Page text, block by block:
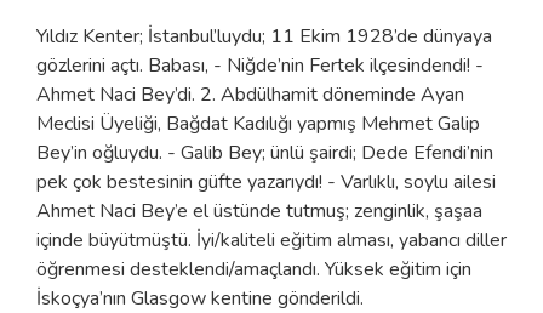
Yıldız Kenter; İstanbul’luydu; 11 Ekim 1928’de dünyaya
gözlerini açtı. Babası, - Niğde’nin Fertek ilçesindendi! -
Ahmet Naci Bey’di. 2. Abdülhamit döneminde Ayan
Meclisi Üyeliği, Bağdat Kadılığı yapmış Mehmet Galip
Bey’in oğluydu. - Galib Bey; ünlü şairdi; Dede Efendi’nin
pek çok bestesinin güfte yazarıydı! - Varlıklı, soylu ailesi
Ahmet Naci Bey’e el üstünde tutmuş; zenginlik, şaşaa
içinde büyütmüştü. İyi/kaliteli eğitim alması, yabancı diller
öğrenmesi desteklendi/amaçlandı. Yüksek eğitim için
İskoçya’nın Glasgow kentine gönderildi.